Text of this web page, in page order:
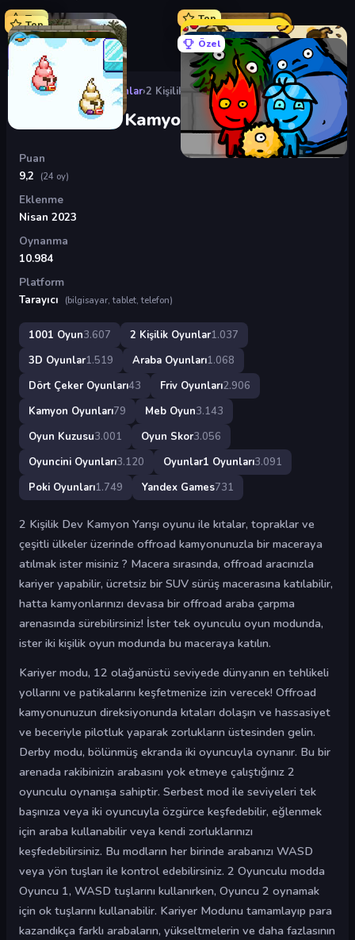
Top Top
Top
Özel
Oyunlar 2 Kişilik Oyunlar›2 Kişilik Dev Kamyon Yarışı
2 Kişilik Dev Kamyon Yarışı
Puan
9,2
(24 oy)
Eklenme
Nisan 2023
Oynanma
10.984
Platform
Tarayıcı
(bilgisayar, tablet, telefon)
1001 Oyun3.607 2 Kişilik Oyunlar1.037
3D Oyunlar1.519 Araba Oyunları1.068
Dört Çeker Oyunları43 Friv Oyunları2.906
Kamyon Oyunları79 Meb Oyun3.143
Oyun Kuzusu3.001 Oyun Skor3.056
Oyuncini Oyunları3.120 Oyunlar1 Oyunları3.091
Poki Oyunları1.749 Yandex Games731
2 Kişilik Dev Kamyon Yarışı oyunu ile kıtalar, topraklar ve
çeşitli ülkeler üzerinde offroad kamyonunuzla bir maceraya
atılmak ister misiniz ? Macera sırasında, offroad aracınızla
kariyer yapabilir, ücretsiz bir SUV sürüş macerasına katılabilir,
hatta kamyonlarınızı devasa bir offroad araba çarpma
arenasında sürebilirsiniz! İster tek oyunculu oyun modunda,
ister iki kişilik oyun modunda bu maceraya katılın.
Kariyer modu, 12 olağanüstü seviyede dünyanın en tehlikeli
yollarını ve patikalarını keşfetmenize izin verecek! Offroad
kamyonunuzun direksiyonunda kıtaları dolaşın ve hassasiyet
ve beceriyle pilotluk yaparak zorlukların üstesinden gelin.
Derby modu, bölünmüş ekranda iki oyuncuyla oynanır. Bu bir
arenada rakibinizin arabasını yok etmeye çalıştığınız 2
oyunculu oynanışa sahiptir. Serbest mod ile seviyeleri tek
başınıza veya iki oyuncuyla özgürce keşfedebilir, eğlenmek
için araba kullanabilir veya kendi zorluklarınızı
keşfedebilirsiniz. Bu modların her birinde arabanızı WASD
veya yön tuşları ile kontrol edebilirsiniz. 2 Oyunculu modda
Oyuncu 1, WASD tuşlarını kullanırken, Oyuncu 2 oynamak
için ok tuşlarını kullanabilir. Kariyer Modunu tamamlayıp para
kazandıkça farklı arabaların, yükseltmelerin ve daha fazlasının